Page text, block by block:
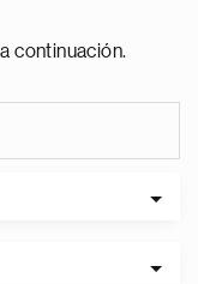
continuación.